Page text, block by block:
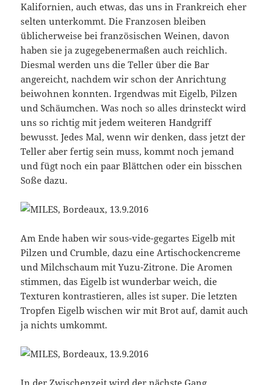
Kalifornien, auch etwas, das uns in Frankreich eher
selten unterkommt. Die Franzosen bleiben
üblicherweise bei französischen Weinen, davon
haben sie ja zugegebenermaßen auch reichlich.
Diesmal werden uns die Teller über die Bar
angereicht, nachdem wir schon der Anrichtung
beiwohnen konnten. Irgendwas mit Eigelb, Pilzen
und Schäumchen. Was noch so alles drinsteckt wird
uns so richtig mit jedem weiteren Handgriff
bewusst. Jedes Mal, wenn wir denken, dass jetzt der
Teller aber fertig sein muss, kommt noch jemand
und fügt noch ein paar Blättchen oder ein bisschen
Soße dazu.
Am Ende haben wir sous-vide-gegartes Eigelb mit
Pilzen und Crumble, dazu eine Artischockencreme
und Milchschaum mit Yuzu-Zitrone. Die Aromen
stimmen, das Eigelb ist wunderbar weich, die
Texturen kontrastieren, alles ist super. Die letzten
Tropfen Eigelb wischen wir mit Brot auf, damit auch
ja nichts umkommt.